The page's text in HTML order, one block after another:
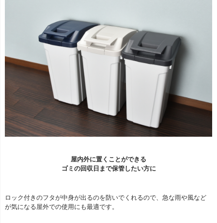
屋内外に置くことができる
ゴミの回収日まで保管したい方に
ロック付きのフタが中身が出るのを防いでくれるので、急な雨や風など
が気になる屋外での使用にも最適です。